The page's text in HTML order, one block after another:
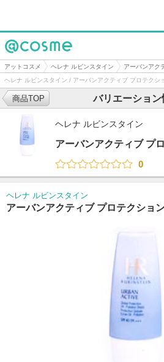
@cosme
アットコスメ ヘレナ ルビンスタイン アーバンアク
ヘレナ ルビンスタイン / アーバンアクティブ プロテクシ
バリエーション
商品TOP
ヘレナ ルビンスタイン
アーバンアクティブ プ
0
ヘレナ ルビンスタイン
アーバンアクティブ プロテクショ